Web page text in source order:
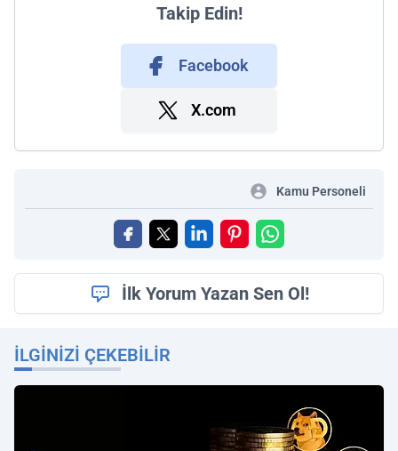
Takip Edin!
Facebook
X.com
Kamu Personeli
İlk Yorum Yazan Sen Ol!
İLGINIZI ÇEKEBILIR